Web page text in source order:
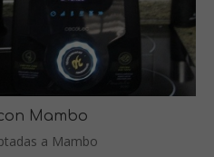
Mambo
a Mambo